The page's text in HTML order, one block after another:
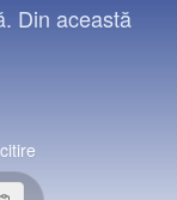
Din această